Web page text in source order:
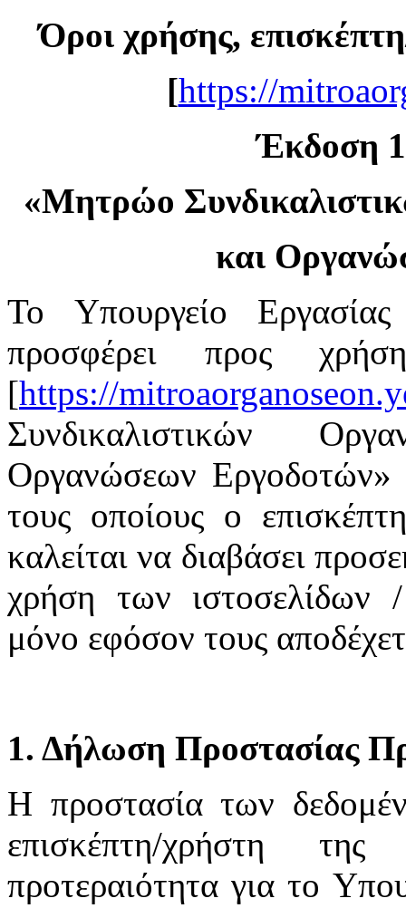
Όροι χρήσης,
[https://
Έκδοση
«Μητρώο
και
Το Υπουργείο
προσφέρει προς
[https://
Συνδικαλιστικών
Οργανώσεων Εργοδοτών»
τους οποίους ο
καλείται να διαβάσει
χρήση των ιστοσελίδων
μόνο εφόσον τους
1. Δήλωση Προστασίας
H προστασία των
επισκέπτη/χρήστη
προτεραιότητα για το